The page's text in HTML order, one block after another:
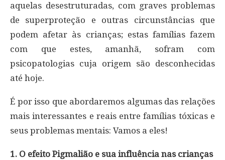
aquelas desestruturadas, com graves problemas
de superproteção e outras circunstâncias que
podem afetar às crianças; estas famílias fazem
com que estes, amanhã, sofram com
psicopatologias cuja origem são desconhecidas
até hoje.
É por isso que abordaremos algumas das relações
mais interessantes e reais entre famílias tóxicas e
seus problemas mentais: Vamos a eles!
1. O efeito Pigmalião e sua influência nas crianças